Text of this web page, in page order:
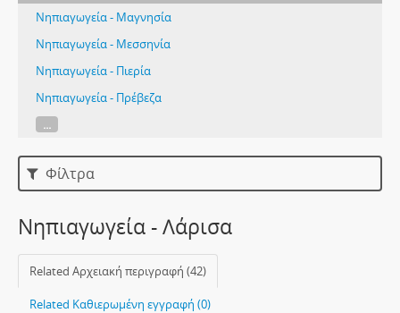
Νηπιαγωγεία - Μαγνησία
Νηπιαγωγεία - Μεσσηνία
Νηπιαγωγεία - Πιερία
Νηπιαγωγεία - Πρέβεζα
...
Φίλτρα
Νηπιαγωγεία - Λάρισα
Related Αρχειακή περιγραφή (42)
Related Καθιερωμένη εγγραφή (0)